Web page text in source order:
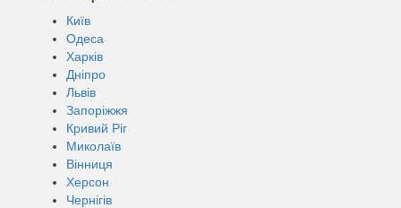
Київ
Одеса
Харків
Дніпро
Львів
Запоріжжя
Кривий Ріг
Миколаїв
Вінниця
Херсон
Чернігів